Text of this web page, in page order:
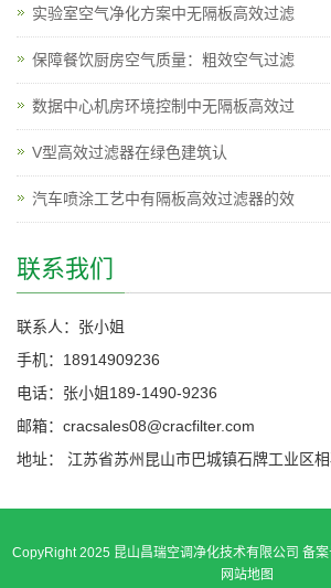
实验室空气净化方案中无隔板高效过滤
保障餐饮厨房空气质量：粗效空气过滤
数据中心机房环境控制中无隔板高效过
V型高效过滤器在绿色建筑认
汽车喷涂工艺中有隔板高效过滤器的效
联系我们
联系人：张小姐
手机：18914909236
电话：张小姐189-1490-9236
邮箱：cracsales08@cracfilter.com
地址： 江苏省苏州昆山市巴城镇石牌工业区
CopyRight 2025 昆山昌瑞空调净化技术有限公司 备
网站地图